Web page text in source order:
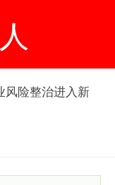
风险整治进入新